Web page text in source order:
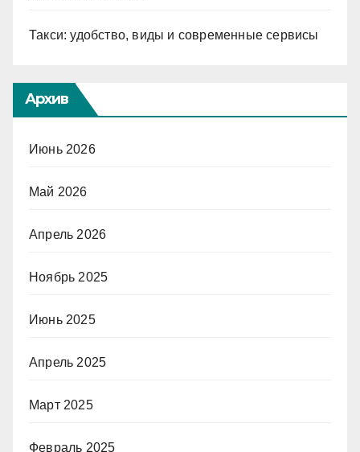
Такси: удобство, виды и современные сервисы
Архив
Июнь 2026
Май 2026
Апрель 2026
Ноябрь 2025
Июнь 2025
Апрель 2025
Март 2025
Февраль 2025